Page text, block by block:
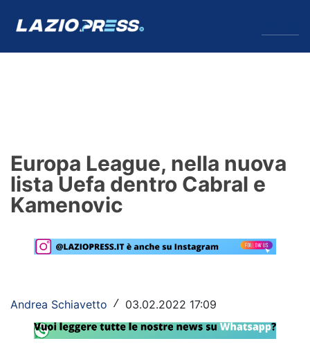
Formello
Infortuni
Primavera
Lazio Women
Rassegna Lazio
Europa League, nella nuova
lista Uefa dentro Cabral e
Kamenovic
Andrea Schiavetto / 03.02.2022 17:09